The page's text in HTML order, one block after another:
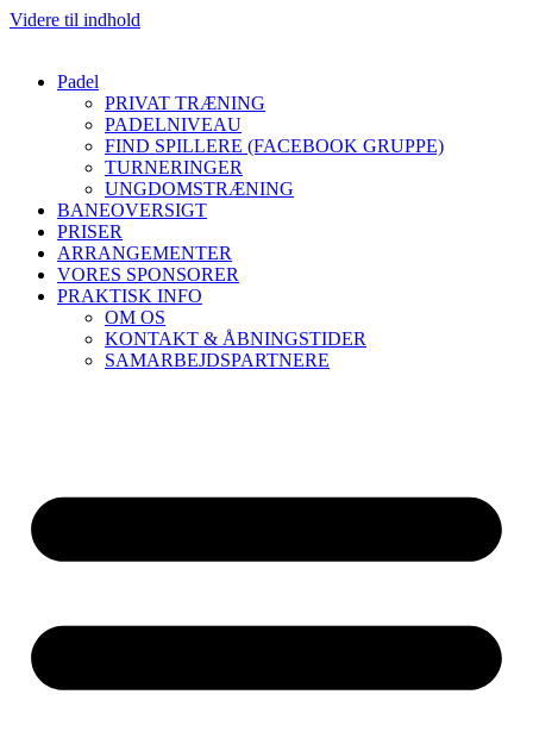
Videre til indhold
Padel
PRIVAT TRÆNING
PADELNIVEAU
FIND SPILLERE (FACEBOOK GRUPPE)
TURNERINGER
UNGDOMSTRÆNING
BANEOVERSIGT
PRISER
ARRANGEMENTER
VORES SPONSORER
PRAKTISK INFO
OM OS
KONTAKT & ÅBNINGSTIDER
SAMARBEJDSPARTNERE